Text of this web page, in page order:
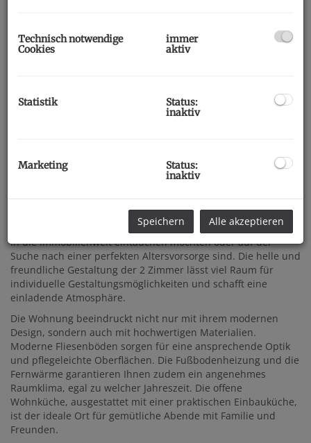
Stadt Villach, Kärnten! Diese wunderschöne, vollsanierte
Wohnung im 1. Obergeschoß bietet Ihnen auf einer Fläche
das keine Wünsche offenlässt.
Diese Wohnung eine hervorragende Gelegenheit für alle, die
in die Immobilienwelt eintauchen möchten oder auf der
Suche nach einer perfekten Altersvorsorge sind. Die helle und
freundliche Gestaltung der 2 Zimmer lässt viel Raum für
individuelle Gestaltungsmöglichkeiten und schafft eine
einladende Atmosphäre.
Die Wohnung beeindruckt nicht nur mit ihrem modernen
Design, sondern auch mit hochwertigen Materialien.
Moderne Fliesenböden sorgen für eine ansprechende Optik
und pflegeleichte Oberflächen. Die Fußbodenheizung und die
Fernwärme garantieren Ihnen zudem ein angenehmes
Raumklima, egal zu welcher Jahreszeit. Die offene
Wohnküche, ausgestattet mit einer praktischen Einbauküche,
ist der ideale Ort für gemütliche Abende mit Familie und
Freunden.
Technisch notwendige
Cookies
immer
aktiv
Statistik
Status:
inaktiv
Marketing
Status:
inaktiv
Speichern Alle akzeptieren